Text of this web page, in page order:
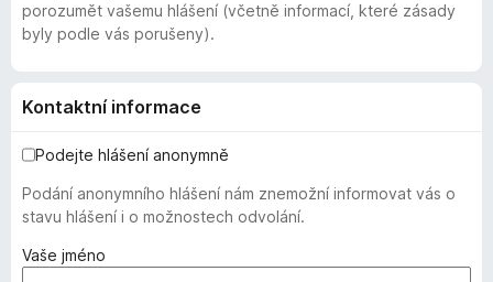
porozumět vašemu hlášení (včetně informací, které zásady
byly podle vás porušeny).
Kontaktní informace
Podejte hlášení anonymně
Podání anonymního hlášení nám znemožní informovat vás o
stavu hlášení i o možnostech odvolání.
Vaše jméno